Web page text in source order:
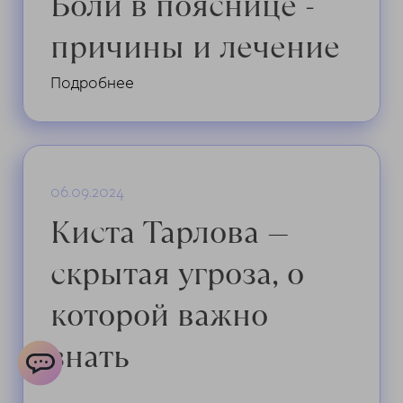
причины и лечение
Подробнее
06.09.2024
Киста Тарлова —
скрытая угроза, о
которой важно
знать